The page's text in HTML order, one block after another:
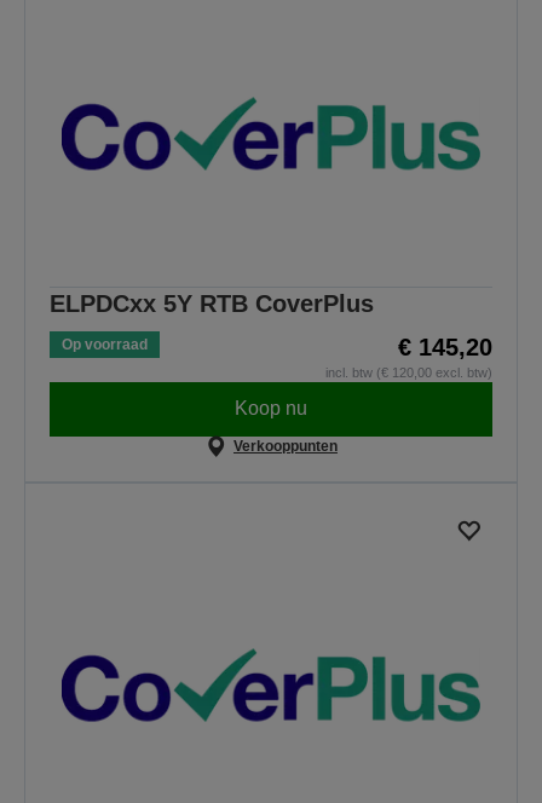
ELPDCxx 5Y RTB CoverPlus
Op voorraad € 145,20
incl. btw (€ 120,00 excl. btw)
Koop nu
Verkooppunten